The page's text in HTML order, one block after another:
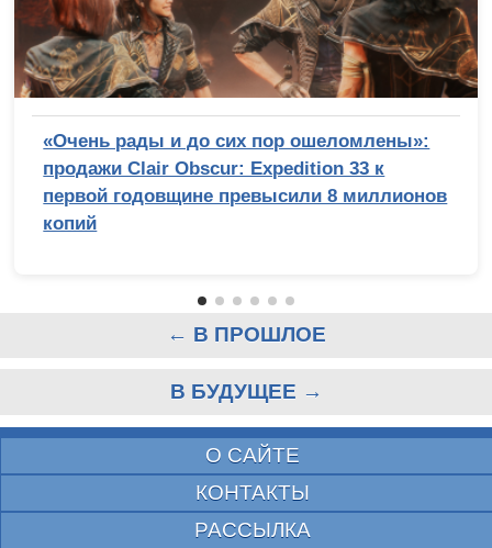
«Очень рады и до сих пор ошеломлены»:
продажи Clair Obscur: Expedition 33 к
первой годовщине превысили 8 миллионов
копий
← В ПРОШЛОЕ
В БУДУЩЕЕ →
О САЙТЕ
КОНТАКТЫ
РАССЫЛКА